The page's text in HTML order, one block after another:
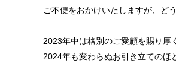
ご不便をおかけいたしますが、ど
2023年中は格別のご愛顧を賜り厚
2024年も変わらぬお引き立てのほ